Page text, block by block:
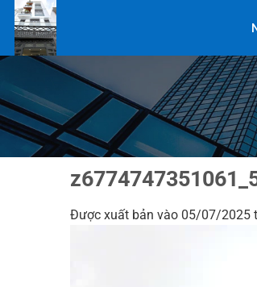
qua
nội
Được xuất bản vào 05/07/2025